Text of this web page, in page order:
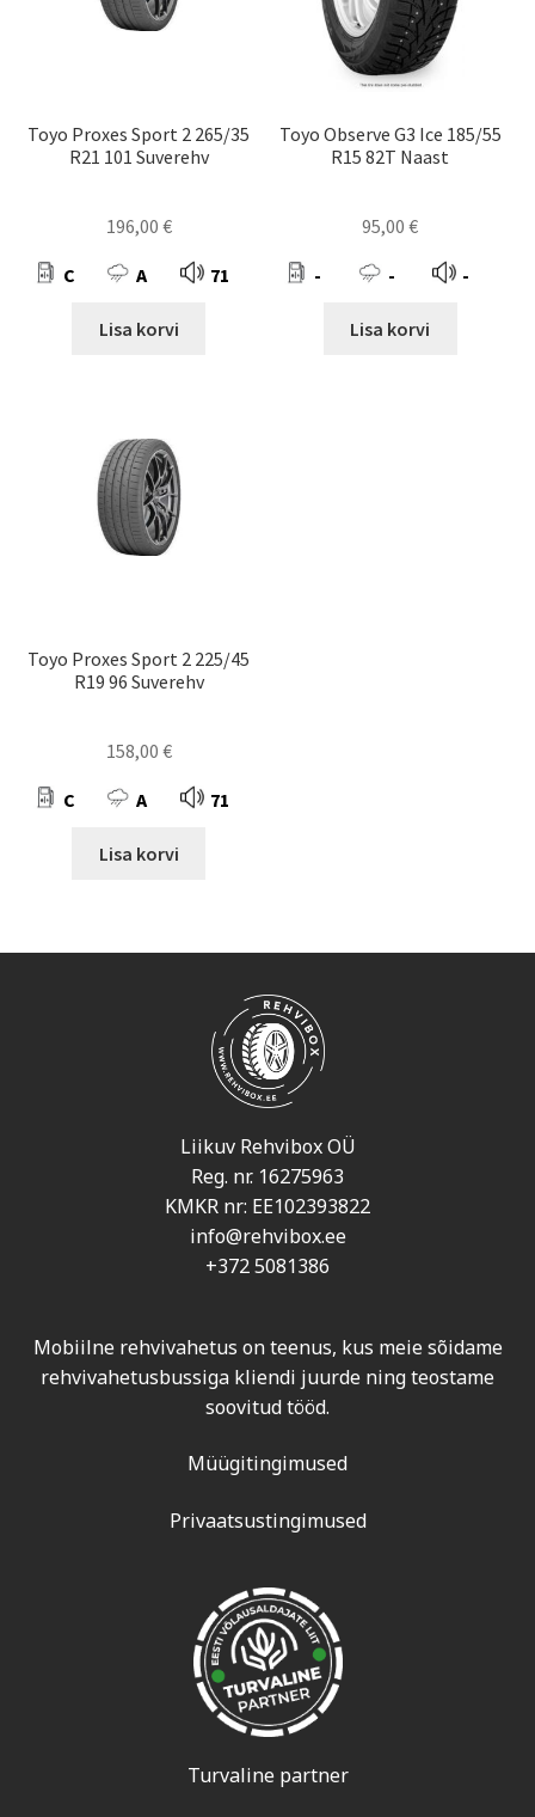
Toyo Proxes Sport 2 265/35
R21 101 Suverehv
196,00 €
C A 71
Lisa korvi
Toyo Observe G3 Ice 185/55
R15 82T Naast
95,00€
- - -
Lisa korvi
Toyo Proxes Sport 2 225/45
R19 96 Suverehv
158,00 €
C A 71
Lisa korvi
Liikuv Rehvibox OÜ
Reg. nr. 16275963
KMKR nr: EE102393822
info@rehvibox.ee
+372 5081386
Mobiilne rehvivahetus on teenus, kus meie sõidame
rehvivahetusbussiga kliendi juurde ning teostame
soovitud tööd.
Müügitingimused
Privaatsustingimused
Turvaline partner